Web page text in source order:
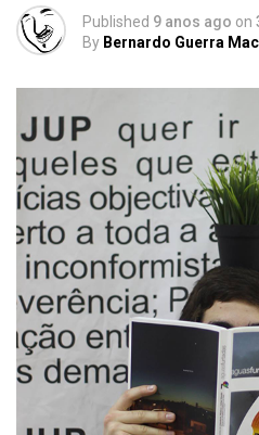
Published 9 anos ago on
By Bernardo Guerra